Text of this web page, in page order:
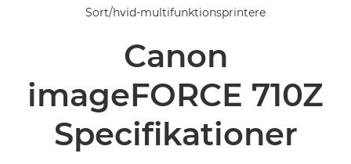
Løsninger og services
Multifunktionsprintere – Alt-i-Én-printere
Sort/hvid-multifunktionsprintere
Canon
imageFORCE 710Z
Specifikationer